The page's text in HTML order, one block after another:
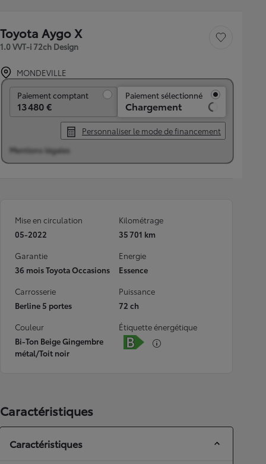
Toyota Aygo X
1.0 VVT-i 72ch Design
Sauvegarder le
MONDEVILLE
Paiement comptant
13 480 €
Paiement sélectionné
Chargement
Personnaliser le mode de financement
Mentions légales
Mise en circulation
05-2022
Kilométrage
35 701 km
Garantie
36 mois Toyota Occasions
Energie
Essence
Carrosserie
Berline 5 portes
Puissance
72 ch
Couleur
Bi-Ton Beige Gingembre
métal/Toit noir
Étiquette énergétique
Caractéristiques
Caractéristiques